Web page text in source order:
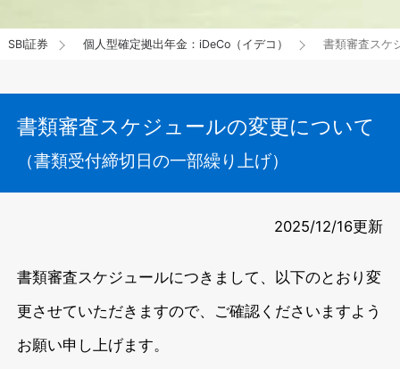
SBI証券 個人型確定拠出年金：iDeCo（イデコ） 書類審査スケ
書類審査スケジュールの変更について
（書類受付締切日の一部繰り上げ）
2025/12/16更新
書類審査スケジュールにつきまして、以下のとおり変
更させていただきますので、ご確認くださいますよう
お願い申し上げます。